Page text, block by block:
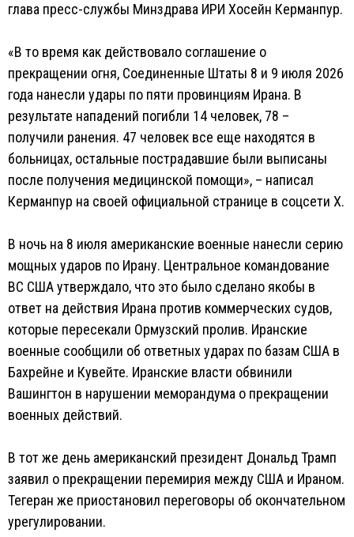
глава пресс-службы Минздрава ИРИ Хосейн Керманпур.
«В то время как действовало соглашение о
прекращении огня, Соединенные Штаты 8 и 9 июля 2026
года нанесли удары по пяти провинциям Ирана. В
результате нападений погибли 14 человек, 78 –
получили ранения. 47 человек все еще находятся в
больницах, остальные пострадавшие были выписаны
после получения медицинской помощи», – написал
Керманпур на своей официальной странице в соцсети Х.
В ночь на 8 июля американские военные нанесли серию
мощных ударов по Ирану. Центральное командование
ВС США утверждало, что это было сделано якобы в
ответ на действия Ирана против коммерческих судов,
которые пересекали Ормузский пролив. Иранские
военные сообщили об ответных ударах по базам США в
Бахрейне и Кувейте. Иранские власти обвинили
Вашингтон в нарушении меморандума о прекращении
военных действий.
В тот же день американский президент Дональд Трамп
заявил о прекращении перемирия между США и Ираном.
Тегеран же приостановил переговоры об окончательном
урегулировании.